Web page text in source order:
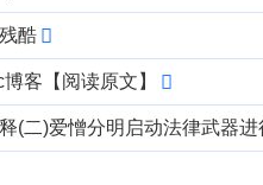
酷
客【阅读原文】
(二)爱憎分明启动法律武器进